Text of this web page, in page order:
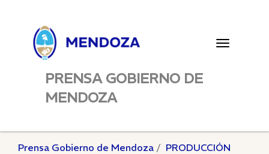
Toggle
PRENSA GOBIERNO DE
MENDOZA
Prensa Gobierno de Mendoza
PRODUCCIÓN